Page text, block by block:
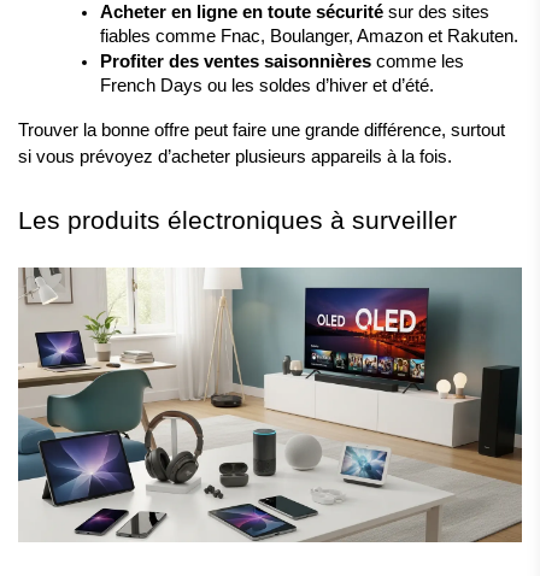
Acheter en ligne en toute sécurité sur des sites
fiables comme Fnac, Boulanger, Amazon et Rakuten.
Profiter des ventes saisonnières comme les
French Days ou les soldes d’hiver et d’été.
Trouver la bonne offre peut faire une grande différence, surtout
si vous prévoyez d’acheter plusieurs appareils à la fois.
Les produits électroniques à surveiller